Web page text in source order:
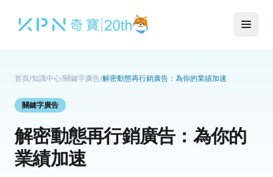
首頁/知識中心/關鍵字廣告/解密動態再行銷廣告：為你的業績加速
關鍵字廣告
解密動態再行銷廣告：為你的
業績加速